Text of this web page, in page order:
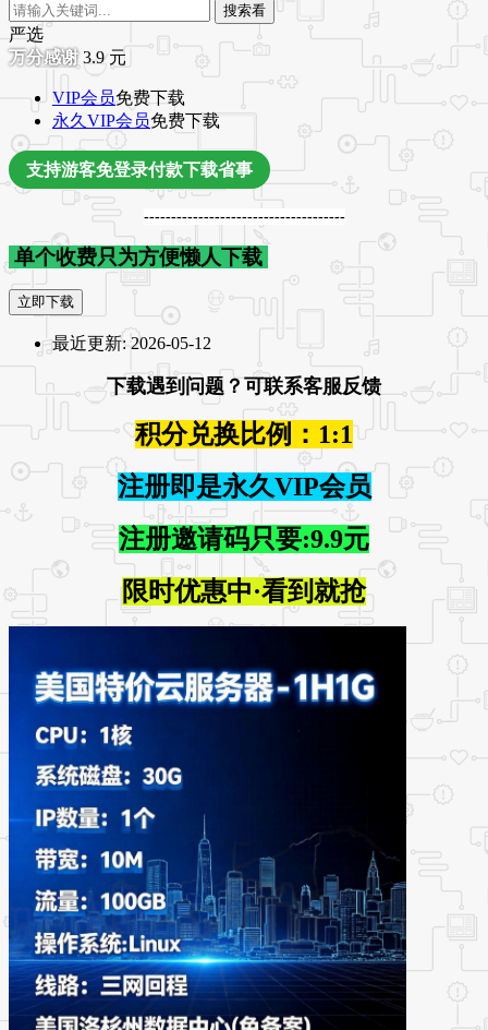
搜索看
严选
3.9元
VIP会员免费下载
永久VIP会员免费下载
支持游客免登录付款下载省事
-------------------------------------
单个收费只为方便懒人下载
立即下载
最近更新: 2026-05-12
下载遇到问题？可联系客服反馈
积分兑换比例：1:1
注册即是永久VIP会员
注册邀请码只要:9.9元
限时优惠中·看到就抢